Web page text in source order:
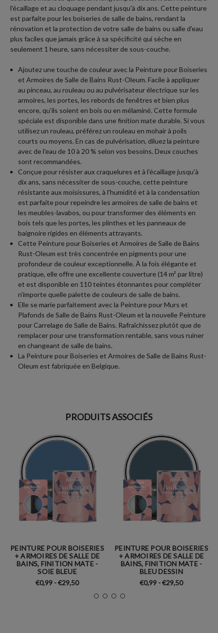
l'écaillage et au cloquage pendant jusqu'à dix ans. Cette peinture
est parfaite pour les boiseries de salle de bains, rendant la
rénovation et la protection de votre salle de bains ou salle d'eau
plus faciles que jamais grâce à sa spécificité qui sèche en
seulement 1 heure, sans nécessiter de sous-couche.
Ajoutez une touche de couleur avec la Peinture pour Boiseries
et Armoires de Salle de Bains Rust-Oleum. Facile à appliquer
au pinceau, au rouleau ou au pulvérisateur électrique sur les
armoires, les portes, les rebords de fenêtres et bien plus
encore, qu'ils soient en bois ou en mélaminé. Cette formule
spéciale est disponible dans une finition mate durable. Si vous
utilisez un rouleau, préférez un rouleau en mohair à poils
courts ou moyens. En cas de pulvérisation, diluez la peinture
avec de l'eau de 10 à 20 % selon vos besoins. Deux couches
sont recommandées.
Conçue pour résister aux craquelures et à l'écaillage jusqu'à
dix ans, sans nécessiter de sous-couche, cette peinture
résistante aux moisissures, à l'humidité et à la condensation
est parfaite pour repeindre les armoires de salle de bains et
les meubles-lavabos, ou pour transformer des éléments en
bois tels que les portes, les plinthes et les panneaux de
baignoire rigides en éléments attrayants.
Cette Peinture pour Boiseries et Armoires de Salle de Bains
Rust-Oleum est très concentrée en pigments pour une
profondeur de couleur exceptionnelle. À la fois élégante et
pratique, elle offre une excellente couverture (14 m² par litre)
et est disponible en 110 teintes étonnantes pour compléter
n'importe quelle palette de couleurs de salle de bains.
Elle se marie parfaitement avec la Peinture pour Murs et
Plafonds de Salle de Bains Rust-Oleum et la nouvelle Peinture
pour Carrelage de Salle de Bains. Rafraîchissez plutôt que de
remplacer pour une transformation rentable, sans vous ruiner
en changeant de salle de bains.
La Peinture pour Boiseries et Armoires de Salle de Bains Rust-
Oleum est fabriquée en Belgique.
PRODUITS ASSOCIÉS
PEINTURE POUR BOISERIES
+ ARMOIRES DE SALLE DE
BAINS, FINITION MATE -
SOIE BLEUE
€0,99 - €29,50
PEINTURE POUR BOISERIES
+ ARMOIRES DE SALLE DE
BAINS, FINITION MATE -
BLEU DESSIN
€0,99 - €29,50